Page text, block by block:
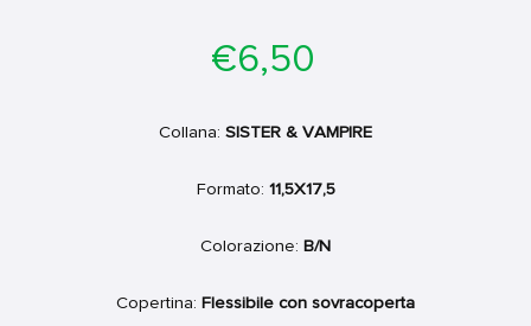
di
€6,50
Collana: SISTER & VAMPIRE
Formato: 11,5X17,5
Colorazione: B/N
Copertina: Flessibile con sovracoperta